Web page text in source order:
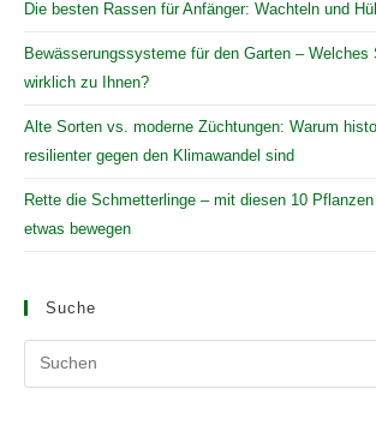
Die besten Rassen für Anfänger: Wachteln und
Bewässerungssysteme für den Garten –
wirklich zu Ihnen?
Alte Sorten vs. moderne Züchtungen: Warum
resilienter gegen den Klimawandel sind
Rette die Schmetterlinge – mit diesen 10
etwas bewegen
Suche